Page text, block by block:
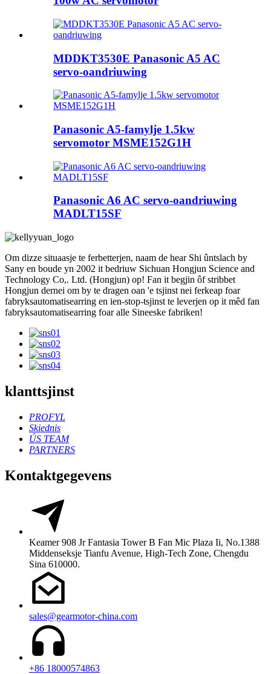
MDDKT3530E Panasonic A5 AC
servo-oandriuwing
Panasonic A5-famylje 1.5kw
servomotor MSME152G1H
Panasonic A6 AC servo-oandriuwing
MADLT15SF
Om dizze situaasje te ferbetterjen, naam de hear Shi ûntslach by
Sany en boude yn 2002 it bedriuw Sichuan Hongjun Science and
Technology Co,. Ltd. (Hongjun) op! Fan it begjin ôf stribbet
Hongjun dernei om by te dragen oan 'e tsjinst nei ferkeap foar
fabryksautomatisearring en ien-stop-tsjinst te leverjen op it mêd fan
fabryksautomatisearring foar alle Sineeske fabriken!
klanttsjinst
PROFYL
Skiednis
ÚS TEAM
PARTNERS
Kontaktgegevens
Keamer 908 Jr Fantasia Tower B Fan Mic Plaza Ii, No.1388
Middenseksje Tianfu Avenue, High-Tech Zone, Chengdu
Sina 610000.
sales@gearmotor-china.com
+86 18000574863